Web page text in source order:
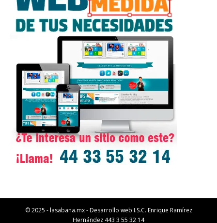
© 2025 - lasabana.mx - Desarrollo web I.S.C. Enrique Ramírez
Hernández 443 3 55 32 14